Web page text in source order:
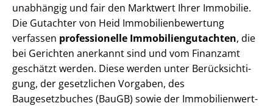
unabhängig und fair den Marktwert Ihrer Immobilie.
Die Gutachter von Heid Im­mo­bi­li­en­be­wer­tung
verfassen professionelle Im­mo­bi­li­en­gut­ach­ten, die
bei Gerichten anerkannt sind und vom Finanzamt
geschätzt werden. Diese werden unter Be­rück­sich­ti­
gung, der gesetzlichen Vorgaben, des
Baugesetzbuches (BauGB) sowie der Im­mo­bi­li­en­wert­